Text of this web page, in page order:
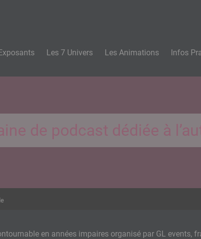
Les 7 Univers Les Animations Infos
de podcast dédiée à
en années impaires organisé par GL events,